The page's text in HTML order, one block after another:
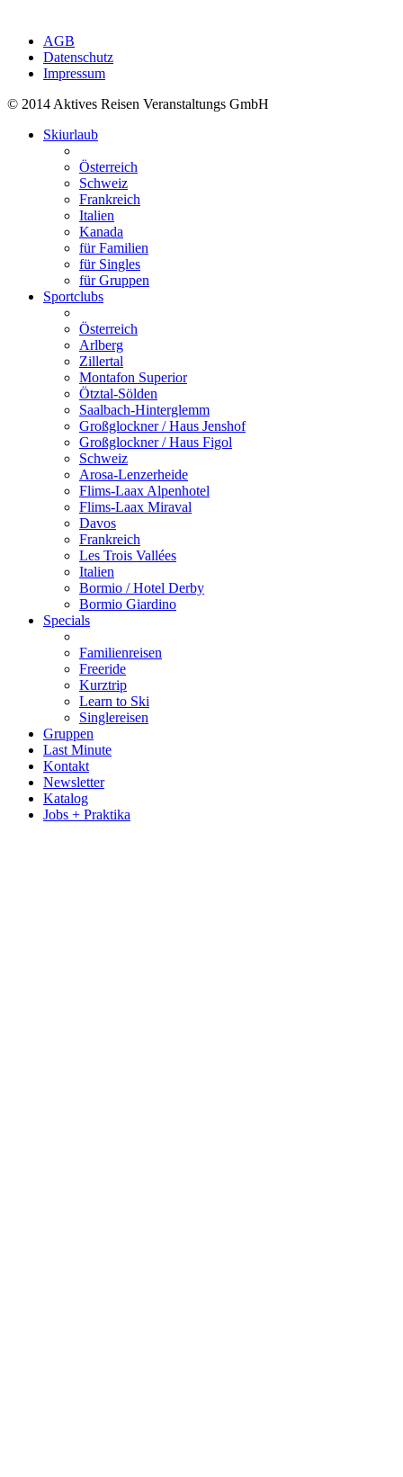
AGB
Datenschutz
Impressum
© 2014 Aktives Reisen Veranstaltungs GmbH
Skiurlaub
Österreich
Schweiz
Frankreich
Italien
Kanada
für Familien
für Singles
für Gruppen
Sportclubs
Österreich
Arlberg
Zillertal
Montafon Superior
Ötztal-Sölden
Saalbach-Hinterglemm
Großglockner / Haus Jenshof
Großglockner / Haus Figol
Schweiz
Arosa-Lenzerheide
Flims-Laax Alpenhotel
Flims-Laax Miraval
Davos
Frankreich
Les Trois Vallées
Italien
Bormio / Hotel Derby
Bormio Giardino
Specials
Familienreisen
Freeride
Kurztrip
Learn to Ski
Singlereisen
Gruppen
Last Minute
Kontakt
Newsletter
Katalog
Jobs + Praktika